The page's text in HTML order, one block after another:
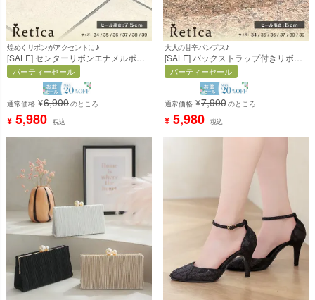
煌めくリボンがアクセントに♪
[SALE] センターリボンエナメルポイ
ンテッドトゥパンプス (ブラック)
(7.5cmヒール) [Retica/レティカ]
パーティーセール
通常価格 ¥6,900のところ
¥ 5,980 税込
大人の甘辛パンプス♪
[SALE] バックストラップ付きリボン
ポインテッドトゥパンプス (ブラック)
(8cmヒール) [Retica/レティカ]
パーティーセール
通常価格 ¥7,900のところ
¥ 5,980 税込